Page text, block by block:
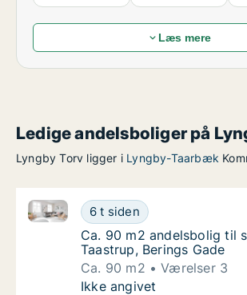
Læs mere
Ledige andelsboliger på
Lyngby Torv ligger i Lyngby-Taarbæk
Ca. 90 m2 andelsbolig til
6 t siden
Ca. 90 m2 andelsbolig til salg i
Ca. 90 m2 andelsbolig til
Ca. 90 m2 andelsbolig til
Taastrup, Berings Gade
Ca. 90 m2
Værelser 3
Ca. 90 m2 andelsbolig til
Ikke angivet